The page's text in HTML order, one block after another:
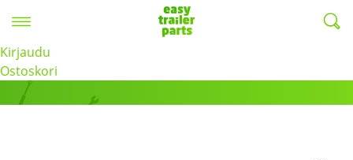
Kirjaudu
Ostoskori
Tuotteet